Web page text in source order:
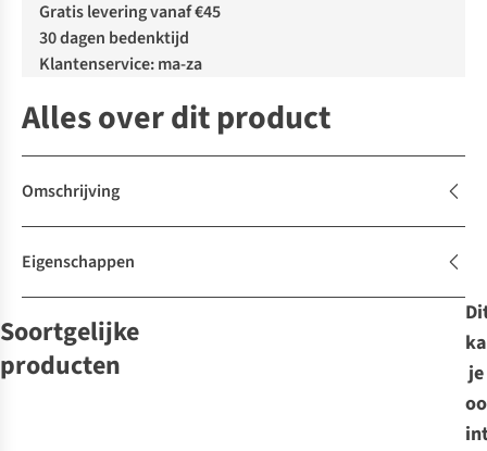
Gratis levering vanaf €45
30 dagen bedenktijd
Klantenservice: ma-za
Alles over dit product
Omschrijving
Eigenschappen
Soortgelijke
producten
je